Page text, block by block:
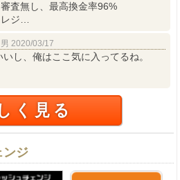
査無し、最高換金率96%
ジ…
2020/03/17
し、俺はここ気に入ってるね。
く見る
ンジ